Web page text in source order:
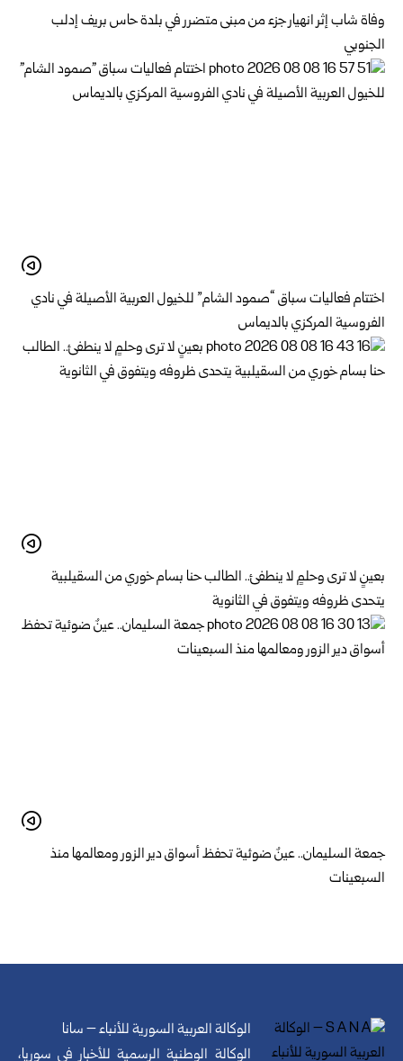
وفاة شاب إثر انهيار جزء من مبنى متضرر في بلدة حاس بريف إدلب
الجنوبي
اختتام فعاليات سباق “صمود الشام” للخيول العربية الأصيلة في نادي
الفروسية المركزي بالديماس
بعينٍ لا ترى وحلمٍ لا ينطفئ.. الطالب حنا بسام خوري من السقيلبية
يتحدى ظروفه ويتفوق في الثانوية
جمعة السليمان.. عينٌ ضوئية تحفظ أسواق دير الزور ومعالمها منذ
السبعينات
الوكالة العربية السورية للأنباء – سانا
الوكالة الوطنية الرسمية للأخبار في سوريا،